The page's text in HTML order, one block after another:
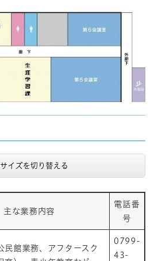
イズを切り替える
主な業務内容
電話番
号
民館業務、アフタースク
0799-
43-